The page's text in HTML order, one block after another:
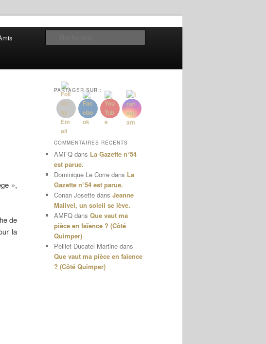
»,
de
la
PARTAGER SUR :
COMMENTAIRES RÉCENTS
AMFQ dans La Gazette n°54
est parue.
Dominique Le Corre dans La
Gazette n°54 est parue.
Conan Josette dans Jeanne
Malivel, un soleil se lève.
AMFQ dans Que vaut ma
pièce en faïence ? (Côté
Quimper)
Peillet-Ducatel Martine dans
Que vaut ma pièce en faïence
? (Côté Quimper)